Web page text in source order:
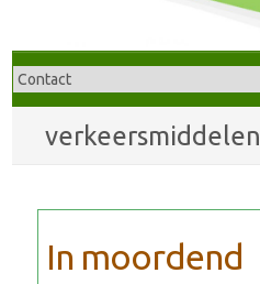
verkeersmiddelen
In moordend